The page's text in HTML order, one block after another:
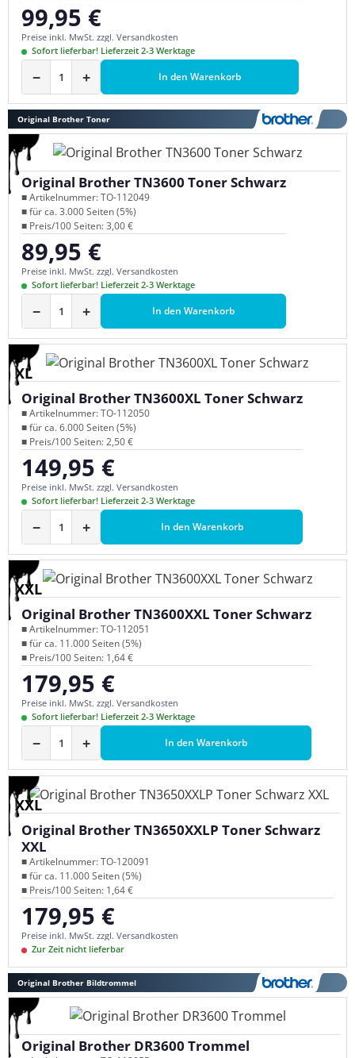
Regulärer Preis:
99,95 €
Preise inkl. MwSt. zzgl. Versandkosten
Sofort lieferbar! Lieferzeit 2-3 Werktage
− + In den Warenkorb
Original Brother Toner
Original Brother TN3600 Toner Schwarz
■ Artikelnummer: TO-112049
■ für ca. 3.000 Seiten (5%)
■ Preis/100 Seiten: 3,00 €
Regulärer Preis:
89,95 €
Preise inkl. MwSt. zzgl. Versandkosten
Sofort lieferbar! Lieferzeit 2-3 Werktage
− + In den Warenkorb
XL
Original Brother TN3600XL Toner Schwarz
■ Artikelnummer: TO-112050
■ für ca. 6.000 Seiten (5%)
■ Preis/100 Seiten: 2,50 €
Regulärer Preis:
149,95 €
Preise inkl. MwSt. zzgl. Versandkosten
Sofort lieferbar! Lieferzeit 2-3 Werktage
− + In den Warenkorb
XXL
Original Brother TN3600XXL Toner Schwarz
■ Artikelnummer: TO-112051
■ für ca. 11.000 Seiten (5%)
■ Preis/100 Seiten: 1,64 €
Regulärer Preis:
179,95 €
Preise inkl. MwSt. zzgl. Versandkosten
Sofort lieferbar! Lieferzeit 2-3 Werktage
− + In den Warenkorb
XXL
Original Brother TN3650XXLP Toner Schwarz
XXL
■ Artikelnummer: TO-120091
■ für ca. 11.000 Seiten (5%)
■ Preis/100 Seiten: 1,64 €
Regulärer Preis:
179,95 €
Preise inkl. MwSt. zzgl. Versandkosten
Zur Zeit nicht lieferbar
Original Brother Bildtrommel
Original Brother DR3600 Trommel